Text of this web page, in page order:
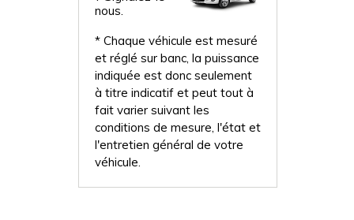
nous.
* Chaque véhicule est mesuré
et réglé sur banc, la puissance
indiquée est donc seulement
à titre indicatif et peut tout à
fait varier suivant les
conditions de mesure, l'état et
l'entretien général de votre
véhicule.